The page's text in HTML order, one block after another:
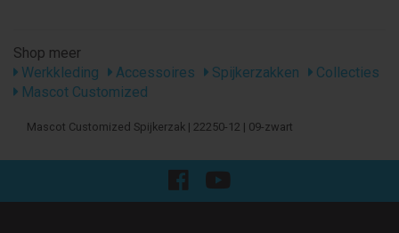
Shop meer
Werkkleding
Accessoires Spijkerzakken
Collecties
Mascot Customized
Mascot Customized Spijkerzak | 22250-12 | 09-zwart